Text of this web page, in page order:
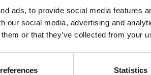
ads, to provide social media features
our social media, advertising and
or that they’ve collected from your
Statistics
genoplivet i de traditionelle franske